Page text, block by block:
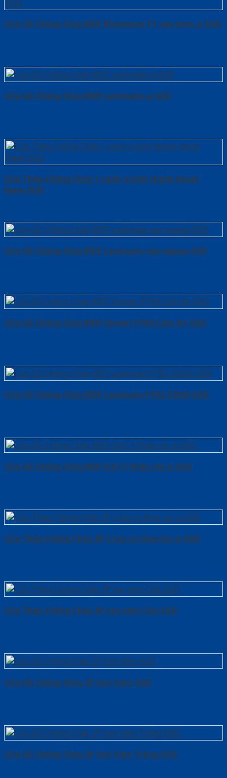
Cửa Gỗ Chống Cháy MDF Melamine P1 van kem-a-SGD
Cửa Gỗ Chống Cháy MDF Laminate-a-SGD
Cửa Thép Chống Cháy 1 canh o kinh thanh thoat
hiem-SGD
Cửa Gỗ Chống Cháy MDF Laminate van ngang-SGD
Cửa Gỗ Chống Cháy MDF Veneer P1R4 Căm Xe-SGD
Cửa Gỗ Chống Cháy MDF Laminate P1R2 23029-SGD
Cửa Gỗ Chống Cháy MDF O4-C1 Phào chi-a-SGD
Cửa Thép Chống Cháy 2P 2 tay co thuy luc-a-SGD
Cửa Thép Chống Cháy 2P tay nam Cửa-SGD
Cửa Gỗ Chống Cháy 2P Sơn Xám-SGD
Cửa Gỗ Chống Cháy 2P Sơn Xám Trắng-SGD